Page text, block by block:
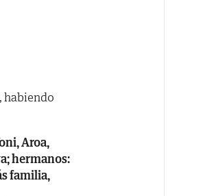
habiendo
Aroa,
hermanos:
familia,